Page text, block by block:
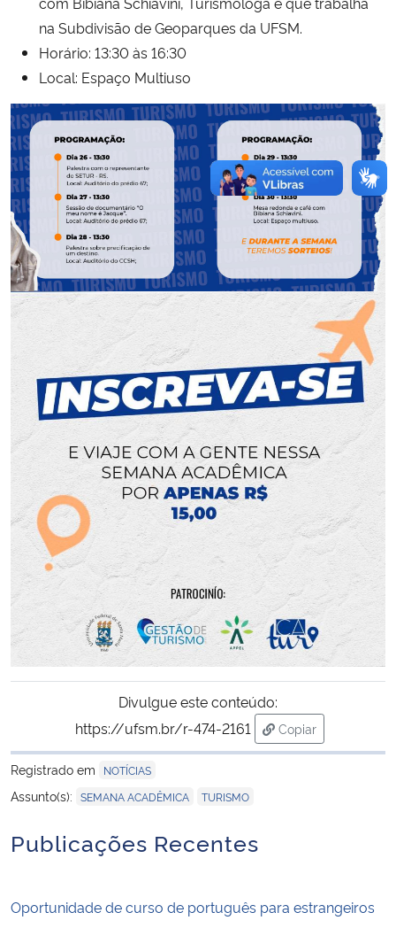
na Subdivisão de Geoparques da UFSM.
Horário: 13:30 às 16:30
Local: Espaço Multiuso
Divulgue este conteúdo:
https://ufsm.br/r-474-2161
Copiar
para área de
Registrado em
NOTÍCIAS
Assunto(s): SEMANA ACADÊMICA TURISMO
Publicações Recentes
Oportunidade de curso de português para estrangeiros